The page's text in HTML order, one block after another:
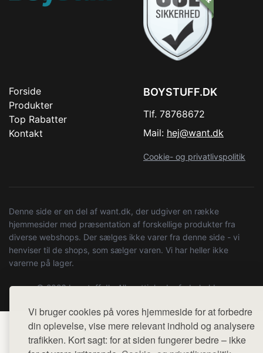
Vi bruger cookies på vores hjemmeside for at forbedre
din oplevelse, vise mere relevant indhold og analysere
trafikken. Kort sagt: for at siden fungerer bedre – ikke
Forside
Produkter
Top Rabatter
Kontakt
BOYSTUFF.DK
Tlf. 78768672
Mail: hej@want.dk
Cookie- og privatlivspolitik
Denne side er en del af want.dk, der udgiver en række
hjemmesider med præsentation af forskellige produkter fra
diverse webshops. Der sælges ikke varer fra denne side - vi
henviser til de shops, som sælger varen. Vi har heller ikke
varerne på lager.
© 2026 boystuff.dk. Alle rettigheder forbeholdes.